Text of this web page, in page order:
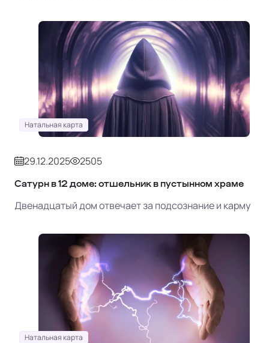
Натальная карта
29.12.2025 2505
Сатурн в 12 доме: отшельник в пустынном храме
Двенадцатый дом отвечает за подсознание и карму
Натальная карта